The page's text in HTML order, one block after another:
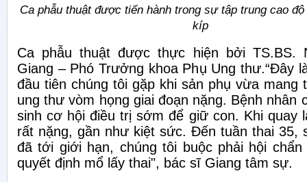
Ca phẫu thuật được tiến hành trong sự tập trung cao
kíp
Ca phẫu thuật được thực hiện bởi TS.BS.
Giang – Phó Trưởng khoa Phụ Ung thư.“Đây
đầu tiên chúng tôi gặp khi sản phụ vừa mang
ung thư vòm họng giai đoạn nặng. Bệnh nhân
sinh cơ hội điều trị sớm để giữ con. Khi quay
rất nặng, gần như kiệt sức. Đến tuần thai 35,
đã tới giới hạn, chúng tôi buộc phải hội chẩn
quyết định mổ lấy thai", bác sĩ Giang tâm sự.